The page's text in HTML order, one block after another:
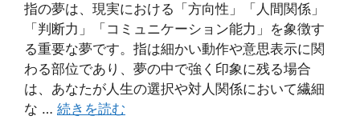
指の夢は、現実における「方向性」「人間関係」
「判断力」「コミュニケーション能力」を象徴す
る重要な夢です。指は細かい動作や意思表示に関
わる部位であり、夢の中で強く印象に残る場合
は、あなたが人生の選択や対人関係において繊細
な … 続きを読む